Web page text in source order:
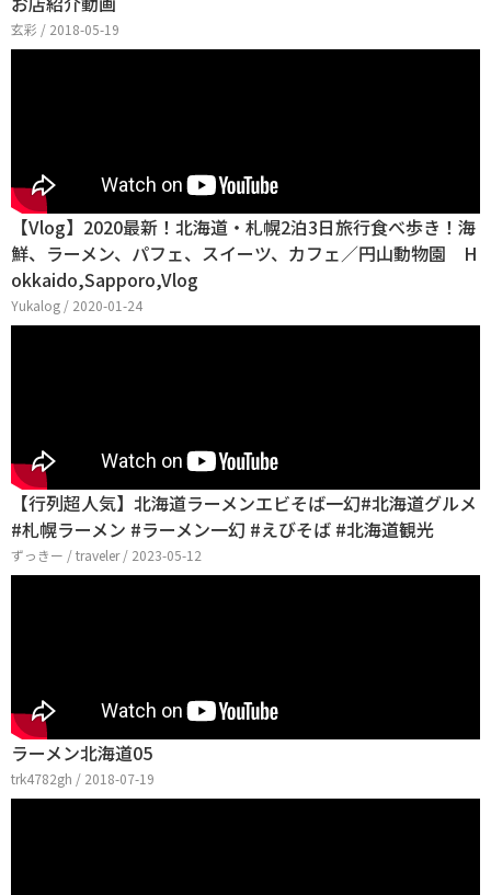
玄彩 / 2018-05-19
【Vlog】2020最新！北海道・札幌2泊3日旅行食べ歩き！海
鮮、ラーメン、パフェ、スイーツ、カフェ／円山動物園 H
okkaido,Sapporo,Vlog
Yukalog / 2020-01-24
【行列超人気】北海道ラーメンエビそば一幻#北海道グルメ
#札幌ラーメン #ラーメン一幻 #えびそば #北海道観光
ずっきー / traveler / 2023-05-12
ラーメン北海道05
trk4782gh / 2018-07-19